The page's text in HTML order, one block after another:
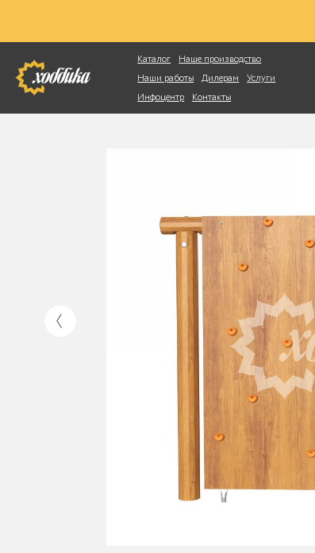
Каталог
Наше производство
Наши работы
Дилерам
Услуги
Инфоцентр
Контакты
Фотопоиск